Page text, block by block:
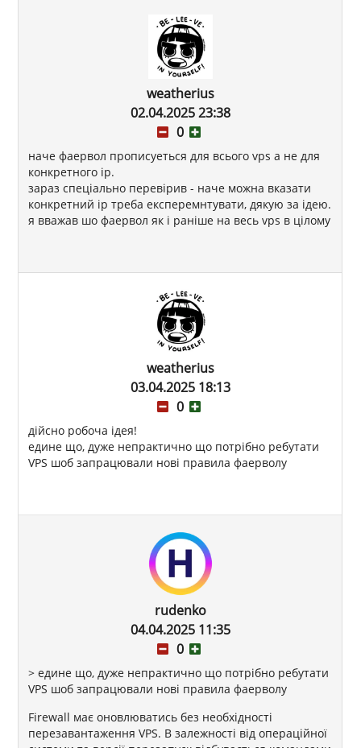
weatherius
02.04.2025 23:38
0
наче фаервол прописуеться для всього vps а не для
конкретного ip.
зараз спеціально перевірив - наче можна вказати
конкретний ip треба експеремнтувати, дякую за ідею.
я вважав шо фаервол як і раніше на весь vps в цілому
weatherius
03.04.2025 18:13
0
дійсно робоча ідея!
едине що, дуже непрактично що потрібно ребутати
VPS шоб запрацювали нові правила фаерволу
rudenko
04.04.2025 11:35
0
> едине що, дуже непрактично що потрібно ребутати
VPS шоб запрацювали нові правила фаерволу
Firewall має оновлюватись без необхідності
перезавантаження VPS. В залежності від операційної